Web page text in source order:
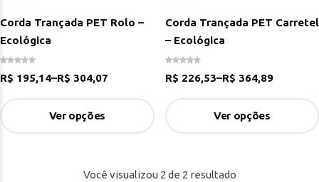
Corda Trançada PET Rolo –
Ecológica
R$ 195,14–R$ 304,07
Ver opções
Corda Trançada PET Carretel
– Ecológica
R$ 226,53–R$ 364,89
Ver opções
Você visualizou 2 de 2 resultado